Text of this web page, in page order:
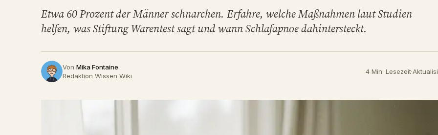
Etwa 60 Prozent der Männer schnarchen. Erfahre, welche Maßnahmen laut Studien
helfen, was Stiftung Warentest sagt und wann Schlafapnoe dahintersteckt.
Von Mika Fontaine
Redaktion Wissen Wiki
4 Min. Lesezeit·